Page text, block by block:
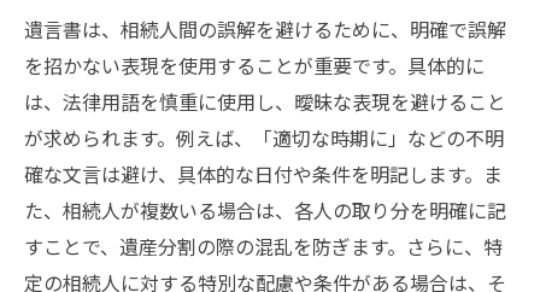
遺言書は、相続人間の誤解を避けるために、明確で誤解
を招かない表現を使用することが重要です。具体的に
は、法律用語を慎重に使用し、曖昧な表現を避けること
が求められます。例えば、「適切な時期に」などの不明
確な文言は避け、具体的な日付や条件を明記します。ま
た、相続人が複数いる場合は、各人の取り分を明確に記
すことで、遺産分割の際の混乱を防ぎます。さらに、特
定の相続人に対する特別な配慮や条件がある場合は、そ